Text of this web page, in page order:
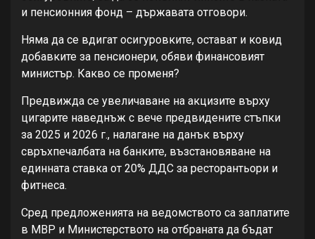
и пенсионния фонд – държавата отговори.
Няма да се вдигат осигуровките, остават и ковид
добавките за пенсионери, обяви финансовият
министър. Какво се променя?
Предвижда се увеличаване на акцизите върху
цигарите наведнъж с вече предвидените стъпки
за 2025 и 2026 г., налагане на данък върху
свръхпечалбата на банките, възстановяване на
единната ставка от 20% ДДС за ресторантьори и
фитнеса.
Сред предложенията на ведомството са заплатите
в МВР и Министерството на отбраната да бъдат